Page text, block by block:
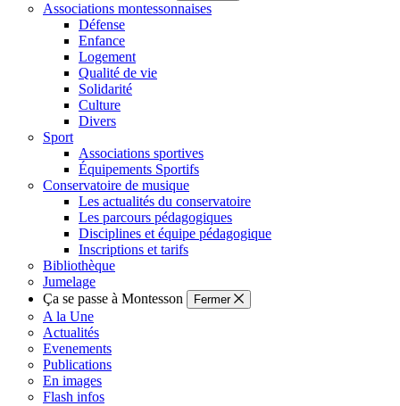
Associations montessonnaises
Défense
Enfance
Logement
Qualité de vie
Solidarité
Culture
Divers
Sport
Associations sportives
Équipements Sportifs
Conservatoire de musique
Les actualités du conservatoire
Les parcours pédagogiques
Disciplines et équipe pédagogique
Inscriptions et tarifs
Bibliothèque
Jumelage
Ça se passe à Montesson
Fermer
A la Une
Actualités
Evenements
Publications
En images
Flash infos